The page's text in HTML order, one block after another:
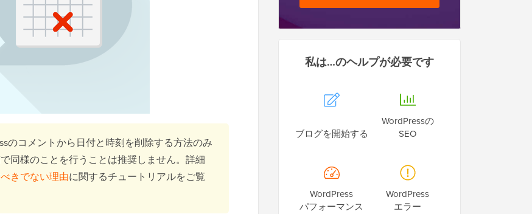
のコメントから日付と時刻を削除する方法のみ
同様のことを行うことは推奨しません。詳細
きでない理由に関するチュートリアルをご覧
私は…のヘルプが必要です
ブログを開始する
WordPressの
SEO
WordPress
パフォーマンス
WordPress
エラー